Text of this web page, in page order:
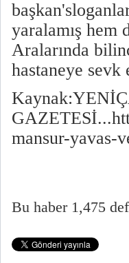
yaralamış hem
Aralarında
hastaneye sevk
mansur-yavas-
Bu haber 1,475